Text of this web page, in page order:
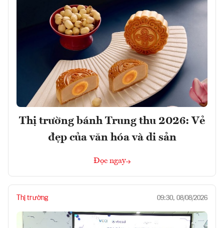
Thị trường bánh Trung thu 2026: Vẻ
đẹp của văn hóa và di sản
Đọc ngay
Thị trường 09:30, 08/08/2026